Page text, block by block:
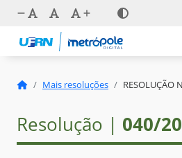
Mais resoluções RESOLUÇÃO
Resolução | 040/